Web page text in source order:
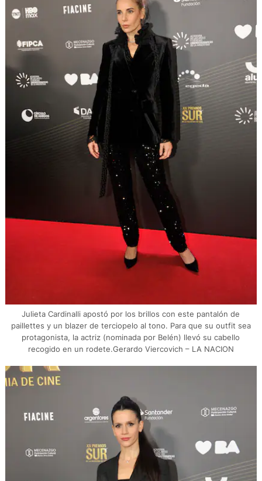
Julieta Cardinalli apostó por los brillos con este pantalón de
paillettes y un blazer de terciopelo al tono. Para que su outfit sea
protagonista, la actriz (nominada por Belén) llevó su cabello
recogido en un rodete.Gerardo Viercovich – LA NACION